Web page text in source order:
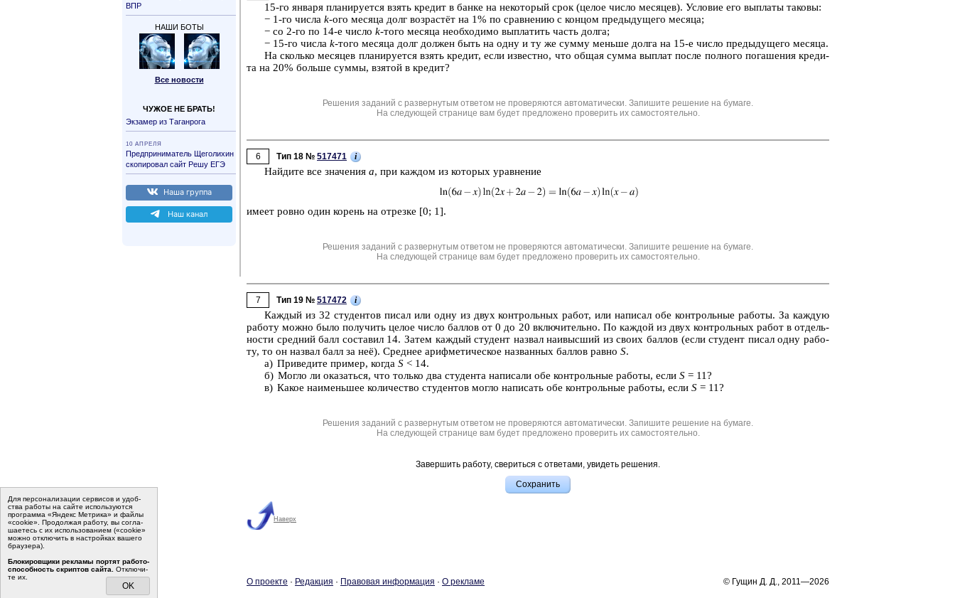
ВПР
НАШИ БОТЫ
Все но­во­сти
ЧУЖОЕ НЕ БРАТЬ!
Эк­за­мер из Та­ган­ро­га
10 АП­РЕ­ЛЯ
Пред­при­ни­ма­тель Ще­го­ли­хин
ско­пи­ро­вал сайт Решу ЕГЭ
Наша груп­па
Наш канал
15-го ян­ва­ря пла­ни­ру­ет­ся взять кре­дит в банке на не­ко­то­рый срок (целое число ме­ся­цев). Усло­вие его вы­пла­ты та­ко­вы:
− 1-го числа k-ого ме­ся­ца долг воз­растёт на 1% по срав­не­нию с кон­цом преды­ду­ще­го ме­ся­ца;
− со 2-го по 14-е число k-того ме­ся­ца не­об­хо­ди­мо вы­пла­тить часть долга;
− 15-го числа k-того ме­ся­ца долг дол­жен быть на одну и ту же сумму мень­ше долга на 15-е число преды­ду­ще­го ме­ся­ца.
На сколь­ко ме­ся­цев пла­ни­ру­ет­ся взять кре­дит, если из­вест­но, что общая сумма вы­плат после пол­но­го по­га­ше­ния кре­ди­
та на 20% боль­ше суммы, взя­той в кре­дит?
Решения заданий с развернутым ответом не проверяются автоматически. Запишите решение на бумаге.
На следующей странице вам будет предложено проверить их самостоятельно.
6 Тип 18 № 517471 i
Най­ди­те все зна­че­ния а, при каж­дом из ко­то­рых урав­не­ние
имеет ровно один ко­рень на от­рез­ке [0; 1].
Решения заданий с развернутым ответом не проверяются автоматически. Запишите решение на бумаге.
На следующей странице вам будет предложено проверить их самостоятельно.
7 Тип 19 № 517472 i
Каж­дый из 32 сту­ден­тов писал или одну из двух кон­троль­ных работ, или на­пи­сал обе кон­троль­ные ра­бо­ты. За каж­дую
ра­бо­ту можно было по­лу­чить целое число бал­лов от 0 до 20 вклю­чи­тель­но. По каж­дой из двух кон­троль­ных работ в от­дель­
но­сти сред­ний балл со­ста­вил 14. Затем каж­дый сту­дент на­звал наи­выс­ший из своих бал­лов (если сту­дент писал одну ра­бо­
ту, то он на­звал балл за неё). Сред­нее ариф­ме­ти­че­ское на­зван­ных бал­лов равно S.
а) При­ве­ди­те при­мер, когда S < 14.
б) Могло ли ока­зать­ся, что толь­ко два сту­ден­та на­пи­са­ли обе кон­троль­ные ра­бо­ты, если S = 11?
в) Какое наи­мень­шее ко­ли­че­ство сту­ден­тов могло на­пи­сать обе кон­троль­ные ра­бо­ты, если S = 11?
Решения заданий с развернутым ответом не проверяются автоматически. Запишите решение на бумаге.
На следующей странице вам будет предложено проверить их самостоятельно.
Завершить работу, свериться с ответами, увидеть решения.
Наверх
О про­ек­те · Ре­дак­ция · Пра­во­вая ин­фор­ма­ция · О ре­кла­ме © Гущин Д. Д., 2011—2026
Для пер­со­на­ли­за­ции сер­ви­сов и удоб­
ства ра­бо­ты на сайте ис­поль­зу­ют­ся
программа «Яндекс Метрика» и файлы
«cookie». Про­дол­жая ра­бо­ту, вы со­гла­
ша­е­тесь с их ис­поль­зо­ва­ни­ем («cookie»
мо­жно от­клю­чить в на­строй­ках ва­ше­го
бра­у­зе­ра).
Бло­ки­ров­щи­ки ре­кла­мы пор­тят ра­бо­то­
спо­соб­ность скрип­тов сайта.
Отклю­чи­
те их.
OK